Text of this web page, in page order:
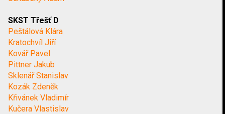
SKST Třešť D
Peštálová Klára
Kratochvíl Jiří
Kovář Pavel
Pittner Jakub
Sklenář Stanislav
Kozák Zdeněk
Křivánek Vladimír
Kučera Vlastislav